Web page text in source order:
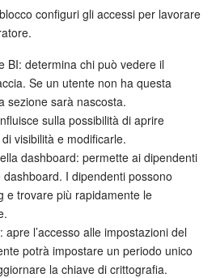
configuri gli accessi per lavorare
BI: determina chi può vedere il
Se un utente non ha questa
sezione sarà nascosta.
sulla possibilità di aprire
visibilità e modificarle.
dashboard: permette ai dipendenti
I dipendenti possono
e trovare più rapidamente le
l’accesso alle impostazioni del
potrà impostare un periodo unico
la chiave di crittografia.